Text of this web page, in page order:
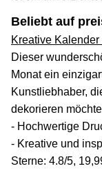
Beliebt auf
Kreative
Dieser
Monat ein
Kunstliebhaber,
dekorieren
- Hochwertige
- Kreative und
Sterne: 4.8/5,